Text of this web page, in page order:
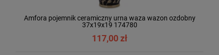
Amfora pojemnik ceramiczny urna waza wazon ozdobny
37x19x19 174780
117,00 zł